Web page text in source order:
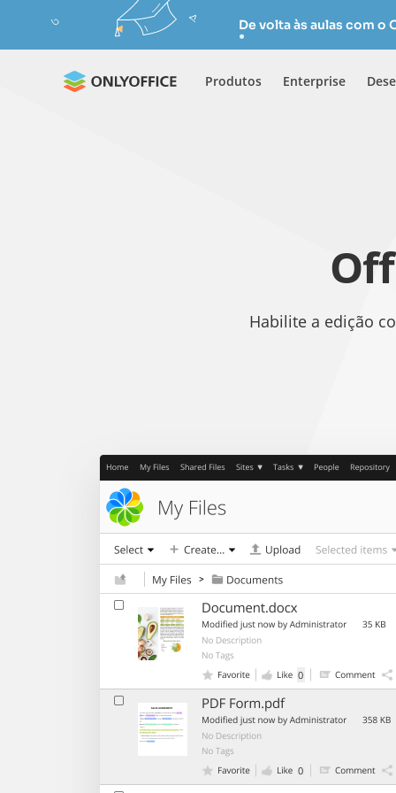
De volta às aulas com o
Produtos Enterprise
Habilite a edição